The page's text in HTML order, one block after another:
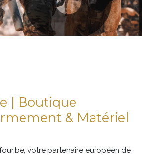
| Boutique
& Matériel
votre partenaire européen de